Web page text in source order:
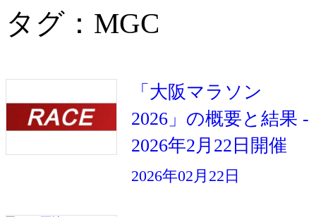
タグ：MGC
「大阪マラソン
2026」の概要と結果 -
2026年2月22日開催
2026年02月22日